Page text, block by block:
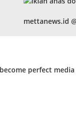
mettanews.id
perfect